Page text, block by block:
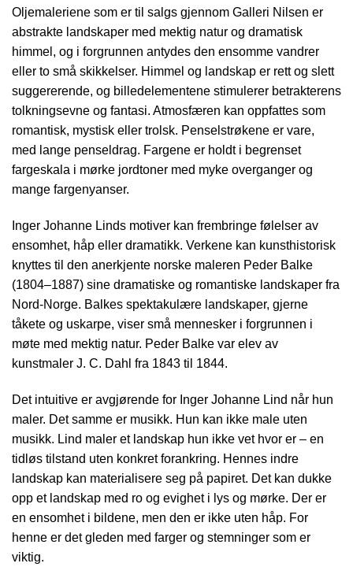
Oljemaleriene som er til salgs gjennom Galleri Nilsen er
abstrakte landskaper med mektig natur og dramatisk
himmel, og i forgrunnen antydes den ensomme vandrer
eller to små skikkelser. Himmel og landskap er rett og slett
suggererende, og billedelementene stimulerer betrakterens
tolkningsevne og fantasi. Atmosfæren kan oppfattes som
romantisk, mystisk eller trolsk. Penselstrøkene er vare,
med lange penseldrag. Fargene er holdt i begrenset
fargeskala i mørke jordtoner med myke overganger og
mange fargenyanser.
Inger Johanne Linds motiver kan frembringe følelser av
ensomhet, håp eller dramatikk. Verkene kan kunsthistorisk
knyttes til den anerkjente norske maleren Peder Balke
(1804–1887) sine dramatiske og romantiske landskaper fra
Nord-Norge. Balkes spektakulære landskaper, gjerne
tåkete og uskarpe, viser små mennesker i forgrunnen i
møte med mektig natur. Peder Balke var elev av
kunstmaler J. C. Dahl fra 1843 til 1844.
Det intuitive er avgjørende for Inger Johanne Lind når hun
maler. Det samme er musikk. Hun kan ikke male uten
musikk. Lind maler et landskap hun ikke vet hvor er – en
tidløs tilstand uten konkret forankring. Hennes indre
landskap kan materialisere seg på papiret. Det kan dukke
opp et landskap med ro og evighet i lys og mørke. Der er
en ensomhet i bildene, men den er ikke uten håp. For
henne er det gleden med farger og stemninger som er
viktig.